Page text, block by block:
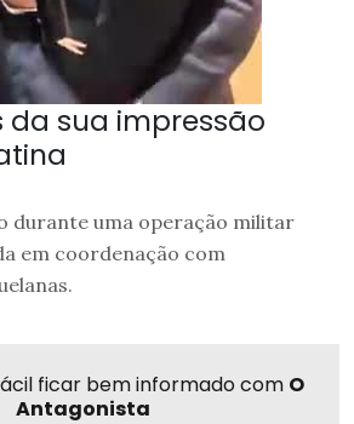
da sua impressão
durante uma operação militar
em coordenação com
ficar bem informado com O
Antagonista